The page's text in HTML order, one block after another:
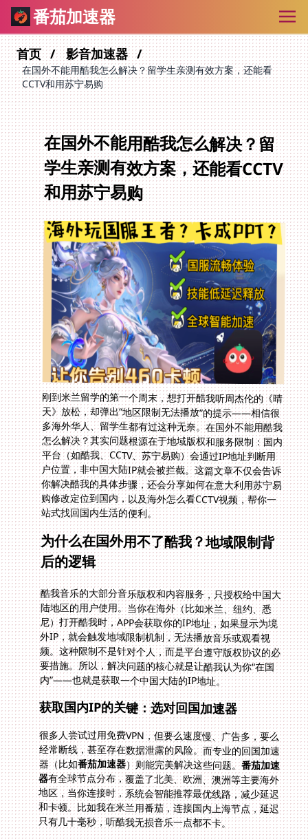
番茄加速器
首页 影音加速器
在国外不能用酷我怎么解决？留学生亲测有效方案，还能看
CCTV和用苏宁易购
在国外不能用酷我怎么解决？留
学生亲测有效方案，还能看CCTV
和用苏宁易购
刚到米兰留学的第一个周末，想打开酷我听周杰伦的《晴
天》放松，却弹出“地区限制无法播放”的提示——相信很
多海外华人、留学生都有过这种无奈。在国外不能用酷我
怎么解决？其实问题根源在于地域版权和服务限制：国内
平台（如酷我、CCTV、苏宁易购）会通过IP地址判断用
户位置，非中国大陆IP就会被拦截。这篇文章不仅会告诉
你解决酷我的具体步骤，还会分享如何在意大利用苏宁易
购修改定位到国内，以及海外怎么看CCTV视频，帮你一
站式找回国内生活的便利。
为什么在国外用不了酷我？地域限制背
后的逻辑
酷我音乐的大部分音乐版权和内容服务，只授权给中国大
陆地区的用户使用。当你在海外（比如米兰、纽约、悉
尼）打开酷我时，APP会获取你的IP地址，如果显示为境
外IP，就会触发地域限制机制，无法播放音乐或观看视
频。这种限制不是针对个人，而是平台遵守版权协议的必
要措施。所以，解决问题的核心就是让酷我认为你“在国
内”——也就是获取一个中国大陆的IP地址。
获取国内IP的关键：选对回国加速器
很多人尝试过用免费VPN，但要么速度慢、广告多，要么
经常断线，甚至存在数据泄露的风险。而专业的回国加速
器（比如番茄加速器）则能完美解决这些问题。番茄加速
器有全球节点分布，覆盖了北美、欧洲、澳洲等主要海外
地区，当你连接时，系统会智能推荐最优线路，减少延迟
和卡顿。比如我在米兰用番茄，连接国内上海节点，延迟
只有几十毫秒，听酷我无损音乐一点都不卡。